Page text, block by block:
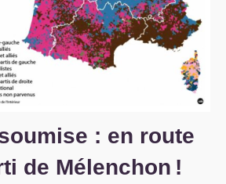
: en route
de Mélenchon !